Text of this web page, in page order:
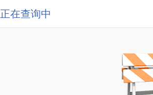
正在查询中